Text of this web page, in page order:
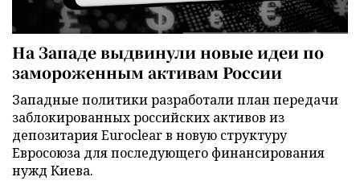
На Западе выдвинули новые идеи по
замороженным активам России
Западные политики разработали план передачи
заблокированных российских активов из
депозитария Euroclear в новую структуру
Евросоюза для последующего финансирования
нужд Киева.